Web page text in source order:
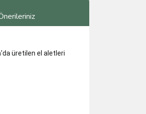
üretilen el aletleri